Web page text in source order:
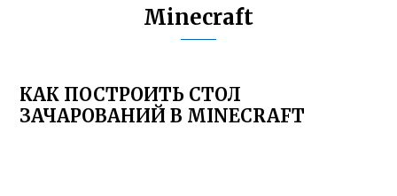
Minecraft
КАК ПОСТРОИТЬ СТОЛ
ЗАЧАРОВАНИЙ В MINECRAFT